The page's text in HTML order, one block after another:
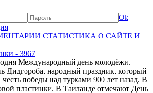
Ok
СТАТИСТИКА О САЙТЕ И
- 3967
Международный день молодёжи.
Дидгороба, народный праздник, который
победы над турками 900 лет назад. В
пластинки. В Таиланде отмечают День